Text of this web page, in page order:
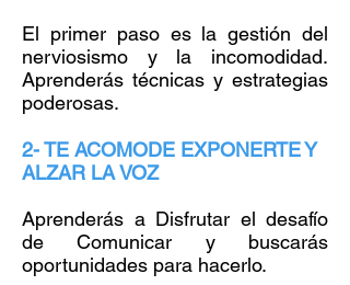
El primer paso es la gestión del
nerviosismo y la incomodidad.
Aprenderás técnicas y estrategias
poderosas.
2- TE ACOMODE EXPONERTE Y
ALZAR LA VOZ
Aprenderás a Disfrutar el desafío
de Comunicar y buscarás
oportunidades para hacerlo.